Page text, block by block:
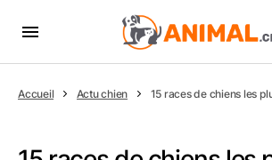
Accueil Actu chien 15 races de chiens les